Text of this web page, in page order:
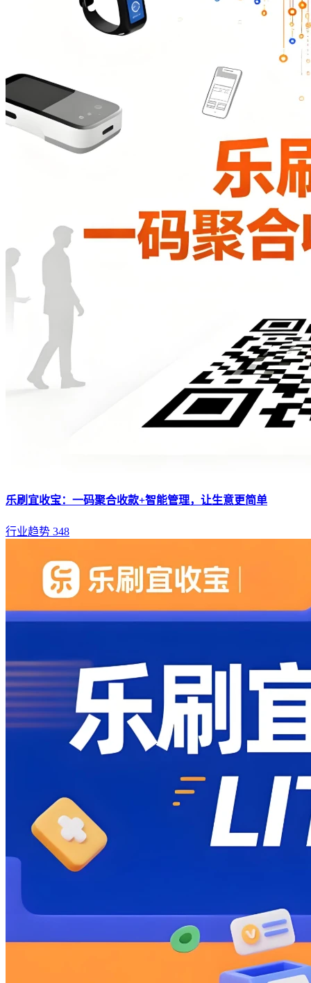
乐刷宜收宝：一码聚合收款+智能管理，让生意更简单
行业趋势 348